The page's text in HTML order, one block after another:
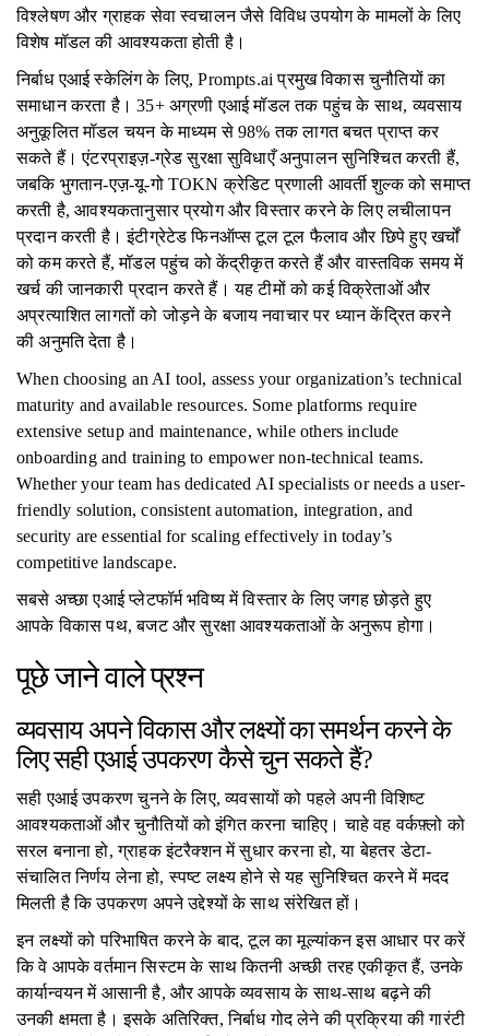
विश्लेषण और ग्राहक सेवा स्वचालन जैसे विविध उपयोग के मामलों के लिए
विशेष मॉडल की आवश्यकता होती है।
निर्बाध एआई स्केलिंग के लिए, Prompts.ai प्रमुख विकास चुनौतियों का
समाधान करता है। 35+ अग्रणी एआई मॉडल तक पहुंच के साथ, व्यवसाय
अनुकूलित मॉडल चयन के माध्यम से 98% तक लागत बचत प्राप्त कर
सकते हैं। एंटरप्राइज़-ग्रेड सुरक्षा सुविधाएँ अनुपालन सुनिश्चित करती हैं,
जबकि भुगतान-एज़-यू-गो TOKN क्रेडिट प्रणाली आवर्ती शुल्क को समाप्त
करती है, आवश्यकतानुसार प्रयोग और विस्तार करने के लिए लचीलापन
प्रदान करती है। इंटीग्रेटेड फिनऑप्स टूल टूल फैलाव और छिपे हुए खर्चों
को कम करते हैं, मॉडल पहुंच को केंद्रीकृत करते हैं और वास्तविक समय में
खर्च की जानकारी प्रदान करते हैं। यह टीमों को कई विक्रेताओं और
अप्रत्याशित लागतों को जोड़ने के बजाय नवाचार पर ध्यान केंद्रित करने
की अनुमति देता है।
When choosing an AI tool, assess your organization’s technical
maturity and available resources. Some platforms require
extensive setup and maintenance, while others include
onboarding and training to empower non-technical teams.
Whether your team has dedicated AI specialists or needs a user-
friendly solution, consistent automation, integration, and
security are essential for scaling effectively in today’s
competitive landscape.
सबसे अच्छा एआई प्लेटफॉर्म भविष्य में विस्तार के लिए जगह छोड़ते हुए
आपके विकास पथ, बजट और सुरक्षा आवश्यकताओं के अनुरूप होगा।
पूछे जाने वाले प्रश्न
व्यवसाय अपने विकास और लक्ष्यों का समर्थन करने के
लिए सही एआई उपकरण कैसे चुन सकते हैं?
सही एआई उपकरण चुनने के लिए, व्यवसायों को पहले अपनी विशिष्ट
आवश्यकताओं और चुनौतियों को इंगित करना चाहिए। चाहे वह वर्कफ़्लो को
सरल बनाना हो, ग्राहक इंटरैक्शन में सुधार करना हो, या बेहतर डेटा-
संचालित निर्णय लेना हो, स्पष्ट लक्ष्य होने से यह सुनिश्चित करने में मदद
मिलती है कि उपकरण अपने उद्देश्यों के साथ संरेखित हों।
इन लक्ष्यों को परिभाषित करने के बाद, टूल का मूल्यांकन इस आधार पर करें
कि वे आपके वर्तमान सिस्टम के साथ कितनी अच्छी तरह एकीकृत हैं, उनके
कार्यान्वयन में आसानी है, और आपके व्यवसाय के साथ-साथ बढ़ने की
उनकी क्षमता है। इसके अतिरिक्त, निर्बाध गोद लेने की प्रक्रिया की गारंटी